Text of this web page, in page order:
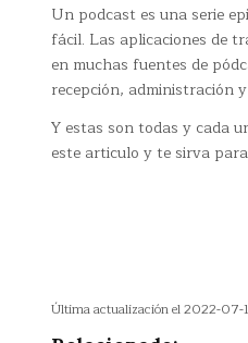
Un podcast​ es una serie
fácil. Las aplicaciones de
en muchas fuentes de
recepción, administración
Y estas son todas y cada
este articulo y te sirva
Última actualización el 2022-07-